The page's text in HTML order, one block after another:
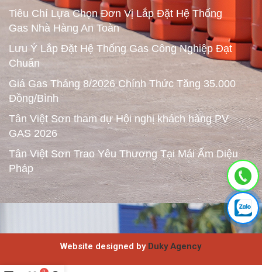
Tiêu Chí Lựa Chọn Đơn Vị Lắp Đặt Hệ Thống
Gas Nhà Hàng An Toàn
Lưu Ý Lắp Đặt Hệ Thống Gas Công Nghiệp Đạt
Chuẩn
Giá Gas Tháng 8/2026 Chính Thức Tăng 35.000
Đồng/Bình
Tân Việt Sơn tham dự Hội nghị khách hàng PV
GAS 2026
Tân Việt Sơn Trao Yêu Thương Tại Mái Ấm Diệu
Pháp
Website designed byDuky Agency